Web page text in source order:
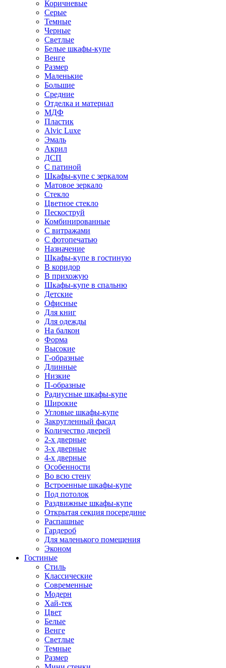
Коричневые
Серые
Темные
Черные
Светлые
Белые шкафы-купе
Венге
Размер
Маленькие
Большие
Средние
Отделка и материал
МДФ
Пластик
Alvic Luxe
Эмаль
Акрил
ДСП
С патиной
Шкафы-купе с зеркалом
Матовое зеркало
Стекло
Цветное стекло
Пескоструй
Комбинированные
С витражами
С фотопечатью
Назначение
Шкафы-купе в гостиную
В коридор
В прихожую
Шкафы-купе в спальню
Детские
Офисные
Для книг
Для одежды
На балкон
Форма
Высокие
Г-образные
Длинные
Низкие
П-образные
Радиусные шкафы-купе
Широкие
Угловые шкафы-купе
Закругленный фасад
Количество дверей
2-х дверные
3-х дверные
4-х дверные
Особенности
Во всю стену
Встроенные шкафы-купе
Под потолок
Раздвижные шкафы-купе
Открытая секция посередине
Распашные
Гардероб
Для маленького помещения
Эконом
Гостиные
Стиль
Классические
Современные
Модерн
Хай-тек
Цвет
Белые
Венге
Светлые
Темные
Размер